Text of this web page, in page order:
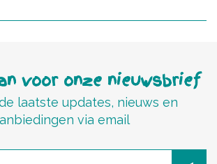
voor onze nieuwsbrief
laatste updates, nieuws en
via email